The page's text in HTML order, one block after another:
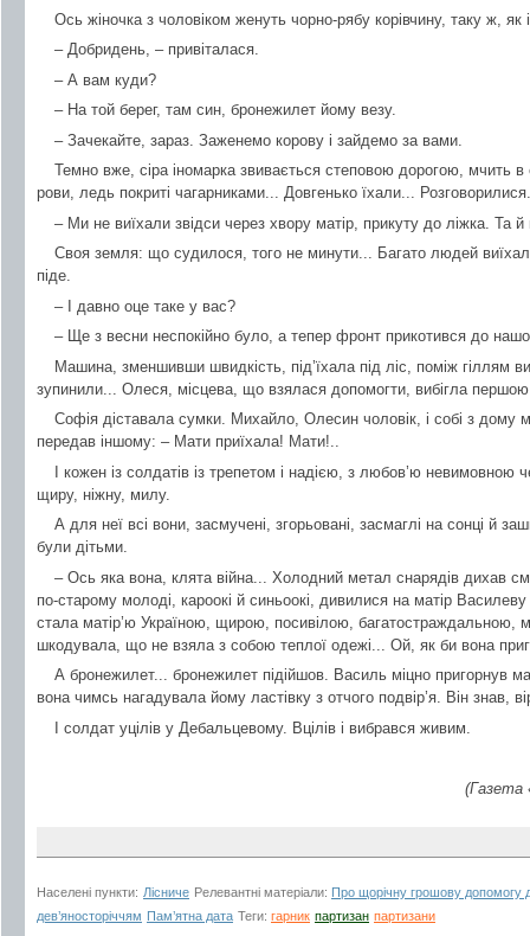
Ось жіночка з чоловіком женуть чорно-рябу корівчину, таку ж, як
– Добридень, – привіталася.
– А вам куди?
– На той берег, там син, бронежилет йому везу.
– Зачекайте, зараз. Заженемо корову і зайдемо за вами.
Темно вже, сіра іномарка звивається степовою дорогою, мчить в
рови, ледь покриті чагарниками... Довгенько їхали... Розговорилися.
– Ми не виїхали звідси через хвору матір, прикуту до ліжка. Та
Своя земля: що судилося, того не минути... Багато людей
піде.
– І давно оце таке у вас?
– Ще з весни неспокійно було, а тепер фронт прикотився до
Машина, зменшивши швидкість, під’їхала під ліс, поміж гіллям
зупинили... Олеся, місцева, що взялася допомогти, вибігла
Софія діставала сумки. Михайло, Олесин чоловік, і собі з дому
передав іншому: – Мати приїхала! Мати!..
І кожен із солдатів із трепетом і надією, з любов’ю невимовною
щиру, ніжну, милу.
А для неї всі вони, засмучені, згорьовані, засмаглі на сонці й
були дітьми.
– Ось яка вона, клята війна... Холодний метал снарядів дихав
по-старому молоді, кароокі й синьоокі, дивилися на матір
стала матір’ю Україною, щирою, посивілою,
шкодувала, що не взяла з собою теплої одежі... Ой, як би вона
А бронежилет... бронежилет підійшов. Василь міцно пригорнув
вона чимсь нагадувала йому ластівку з отчого подвір’я. Він знав,
І солдат уцілів у Дебальцевому. Вцілів і вибрався живим.
(Газета
Населені пункти: Лісниче Релевантні матеріали: Про щорічну грошову допомогу
дев’яносторіччям Пам’ятна дата Теги: гарник партизан партизани